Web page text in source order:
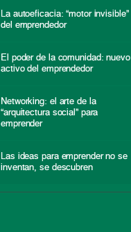
La autoeficacia: “motor invisible”
del emprendedor
El poder de la comunidad: nuevo
activo del emprendedor
Networking: el arte de la
“arquitectura social” para
emprender
Las ideas para emprender no se
inventan, se descubren